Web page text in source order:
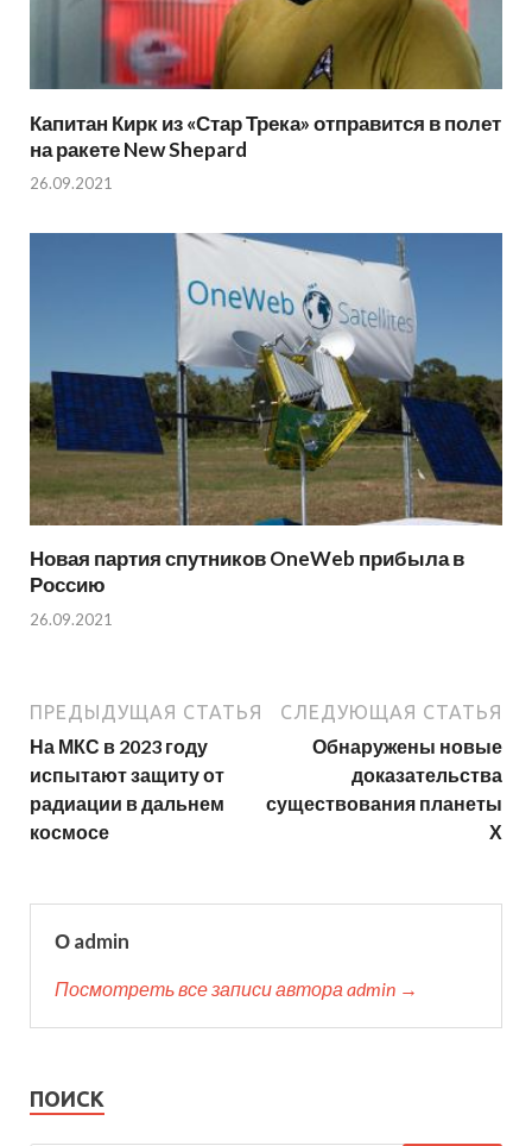
Капитан Кирк из «Стар Трека» отправится в полет
на ракете New Shepard
26.09.2021
Новая партия спутников OneWeb прибыла в
Россию
26.09.2021
ПРЕДЫДУЩАЯ СТАТЬЯ
На МКС в 2023 году
испытают защиту от
радиации в дальнем
космосе
СЛЕДУЮЩАЯ СТАТЬЯ
Обнаружены новые
доказательства
существования планеты
Х
О admin
Посмотреть все записи автора admin →
ПОИСК